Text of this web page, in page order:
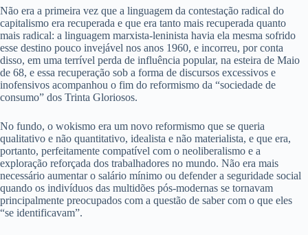
Não era a primeira vez que a linguagem da contestação radical do
capitalismo era recuperada e que era tanto mais recuperada quanto
mais radical: a linguagem marxista-leninista havia ela mesma sofrido
esse destino pouco invejável nos anos 1960, e incorreu, por conta
disso, em uma terrível perda de influência popular, na esteira de Maio
de 68, e essa recuperação sob a forma de discursos excessivos e
inofensivos acompanhou o fim do reformismo da “sociedade de
consumo” dos Trinta Gloriosos.
No fundo, o wokismo era um novo reformismo que se queria
qualitativo e não quantitativo, idealista e não materialista, e que era,
portanto, perfeitamente compatível com o neoliberalismo e a
exploração reforçada dos trabalhadores no mundo. Não era mais
necessário aumentar o salário mínimo ou defender a seguridade social
quando os indivíduos das multidões pós-modernas se tornavam
principalmente preocupados com a questão de saber com o que eles
“se identificavam”.